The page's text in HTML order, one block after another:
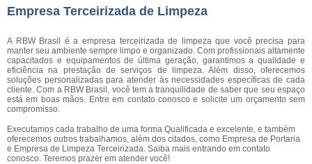
Empresa Terceirizada de Limpeza
A RBW Brasil é a empresa terceirizada de limpeza que você precisa para
manter seu ambiente sempre limpo e organizado. Com profissionais altamente
capacitados e equipamentos de última geração, garantimos a qualidade e
eficiência na prestação de serviços de limpeza. Além disso, oferecemos
soluções personalizadas para atender às necessidades específicas de cada
cliente. Com a RBW Brasil, você tem a tranquilidade de saber que seu espaço
está em boas mãos. Entre em contato conosco e solicite um orçamento sem
compromisso.
Executamos cada trabalho de uma forma Qualificada e excelente, e também
oferecemos outros trabalhamos, além dos citados, como Empresa de Portaria
e Empresa de Limpeza Terceirizada. Saiba mais entrando em contato
conosco. Teremos prazer em atender você!